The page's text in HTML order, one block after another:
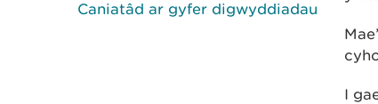
Caniatâd ar gyfer digwyddiadau
I